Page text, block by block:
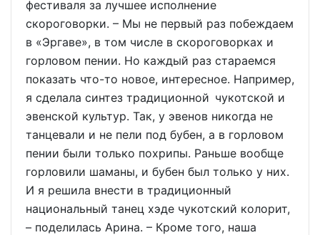
фестиваля за лучшее исполнение
скороговорки. – Мы не первый раз побеждаем
в «Эргаве», в том числе в скороговорках и
горловом пении. Но каждый раз стараемся
показать что-то новое, интересное. Например,
я сделала синтез традиционной чукотской и
эвенской культур. Так, у эвенов никогда не
танцевали и не пели под бубен, а в горловом
пении были только похрипы. Раньше вообще
горловили шаманы, и бубен был только у них.
И я решила внести в традиционный
национальный танец хэде чукотский колорит,
– поделилась Арина. – Кроме того, наша